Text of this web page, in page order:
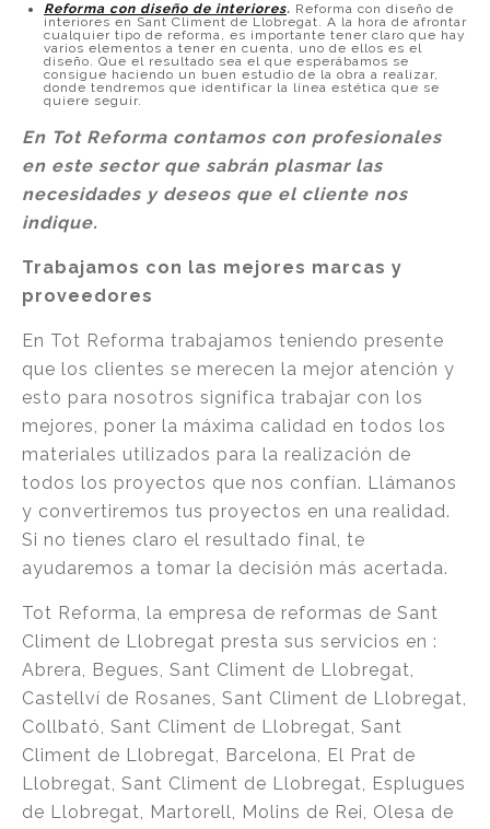
Reforma con diseño de interiores. Reforma con diseño de
interiores en Sant Climent de Llobregat. A la hora de afrontar
cualquier tipo de reforma, es importante tener claro que hay
varios elementos a tener en cuenta, uno de ellos es el
diseño. Que el resultado sea el que esperábamos se
consigue haciendo un buen estudio de la obra a realizar,
donde tendremos que identificar la línea estética que se
quiere seguir.
En Tot Reforma contamos con profesionales
en este sector que sabrán plasmar las
necesidades y deseos que el cliente nos
indique.
Trabajamos con las mejores marcas y
proveedores
En Tot Reforma trabajamos teniendo presente
que los clientes se merecen la mejor atención y
esto para nosotros significa trabajar con los
mejores, poner la máxima calidad en todos los
materiales utilizados para la realización de
todos los proyectos que nos confían. Llámanos
y convertiremos tus proyectos en una realidad.
Si no tienes claro el resultado final, te
ayudaremos a tomar la decisión más acertada.
Tot Reforma, la empresa de reformas de Sant
Climent de Llobregat presta sus servicios en :
Abrera, Begues, Sant Climent de Llobregat,
Castellví de Rosanes, Sant Climent de Llobregat,
Collbató, Sant Climent de Llobregat, Sant
Climent de Llobregat, Barcelona, El Prat de
Llobregat, Sant Climent de Llobregat, Esplugues
de Llobregat, Martorell, Molins de Rei, Olesa de